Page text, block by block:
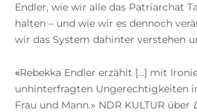
Endler, wie wir alle das Patriarchat
halten – und wie wir es dennoch
wir das System dahinter verstehen
«Rebekka Endler erzählt […] mit
unhinterfragten Ungerechtigkeiten
Frau und Mann.» NDR KULTUR über